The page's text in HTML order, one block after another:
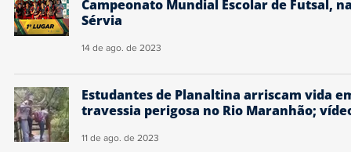
Campeonato Mundial Escolar de Futsal,
Sérvia
14 de ago. de 2023
Estudantes de Planaltina arriscam vida
travessia perigosa no Rio Maranhão;
11 de ago. de 2023